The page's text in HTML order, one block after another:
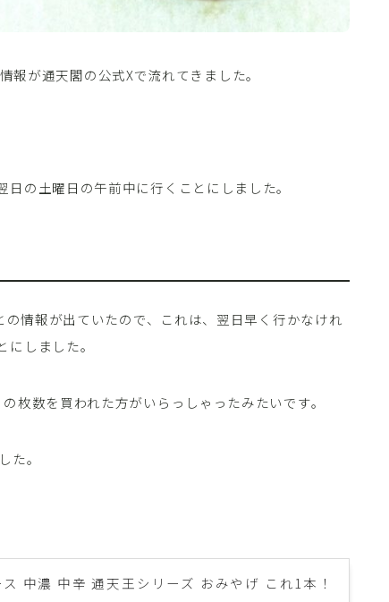
が通天閣の公式Xで流れてきました。
の土曜日の午前中に行くことにしました。
情報が出ていたので、これは、翌日早く行かなけれ
しました。
枚数を買われた方がいらっしゃったみたいです。
た。
中濃 中辛 通天王シリーズ おみやげ これ1本！